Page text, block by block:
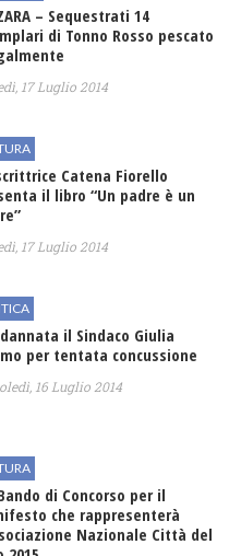
– Sequestrati 14
di Tonno Rosso pescato
17 Luglio 2014
Catena Fiorello
il libro “Un padre è un
17 Luglio 2014
il Sindaco Giulia
per tentata concussione
16 Luglio 2014
di Concorso per il
che rappresenterà
Nazionale Città del